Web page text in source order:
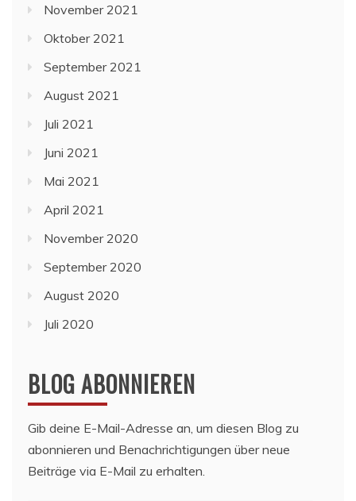
November 2021
Oktober 2021
September 2021
August 2021
Juli 2021
Juni 2021
Mai 2021
April 2021
November 2020
September 2020
August 2020
Juli 2020
BLOG ABONNIEREN
Gib deine E-Mail-Adresse an, um diesen Blog zu
abonnieren und Benachrichtigungen über neue
Beiträge via E-Mail zu erhalten.